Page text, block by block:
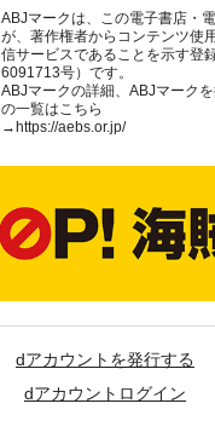
ABJマークは、この電子書店・
が、著作権者からコンテンツ使
信サービスであることを示す登
6091713号）です。
ABJマークの詳細、ABJマーク
の一覧はこちら
→https://aebs.or.jp/
dアカウントを発行する
dアカウントログイン